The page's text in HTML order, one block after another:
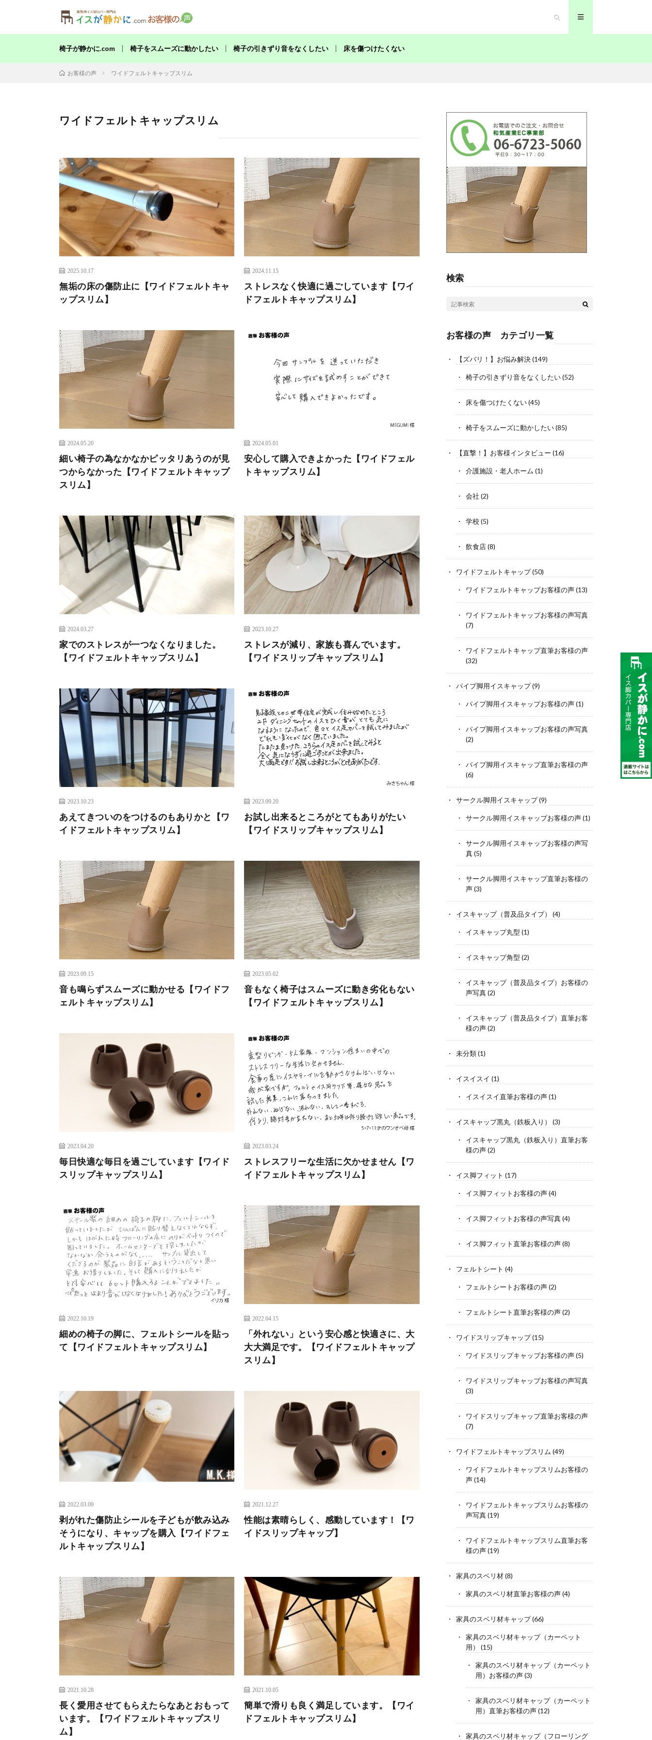
椅子が静かに.com 椅子をスムーズに動かしたい 椅子の引きずり音をなくしたい 床を傷つけたくない
お客様の声 ワイドフェルトキャップスリム
ワイドフェルトキャップスリム
2025.10.17
無垢の床の傷防止に【ワイドフェルトキャ
ップスリム】
2024.11.15
ストレスなく快適に過ごしています【ワイ
ドフェルトキャップスリム】
2024.05.20
細い椅子の為なかなかピッタリあうのが見
つからなかった【ワイドフェルトキャップ
スリム】
2024.05.01
安心して購入できよかった【ワイドフェル
トキャップスリム】
2024.03.27
家でのストレスが一つなくなりました。
【ワイドフェルトキャップスリム】
2023.10.27
ストレスが減り、家族も喜んでいます。
【ワイドスリップキャップスリム】
2023.10.23
あえてきついのをつけるのもありかと【ワ
イドフェルトキャップスリム】
2023.09.20
お試し出来るところがとてもありがたい
【ワイドスリップキャップスリム】
2023.09.15
音も鳴らずスムーズに動かせる【ワイドフ
ェルトキャップスリム】
2023.05.02
音もなく椅子はスムーズに動き劣化もない
【ワイドフェルトキャップスリム】
2023.04.20
毎日快適な毎日を過ごしています【ワイド
スリップキャップスリム】
2023.03.24
ストレスフリーな生活に欠かせません【ワ
イドフェルトキャップスリム】
2022.10.19
細めの椅子の脚に、フェルトシールを貼っ
て【ワイドフェルトキャップスリム】
2022.04.15
「外れない」という安心感と快適さに、大
大大満足です。【ワイドフェルトキャップ
スリム】
2022.03.09
剥がれた傷防止シールを子どもが飲み込み
そうになり、キャップを購入【ワイドフェ
ルトキャップスリム】
2021.12.27
性能は素晴らしく、感動しています！【ワ
イドスリップキャップ】
2021.10.28
長く愛用させてもらえたらなあとおもって
います。【ワイドフェルトキャップスリ
ム】
2021.10.05
簡単で滑りも良く満足しています。【ワイ
ドフェルトキャップスリム】
検索
お客様の声 カテゴリ一覧
【ズバリ！】お悩み解決(149)
椅子の引きずり音をなくしたい(52)
床を傷つけたくない(45)
椅子をスムーズに動かしたい(85)
【直撃！】お客様インタビュー (16)
介護施設・老人ホーム (1)
会社 (2)
学校 (5)
飲食店(8)
ワイドフェルトキャップ(50)
ワイドフェルトキャップお客様の声(13)
ワイドフェルトキャップお客様の声写真
(7)
ワイドフェルトキャップ直筆お客様の声
(32)
パイプ脚用イスキャップ(9)
パイプ脚用イスキャップお客様の声(1)
パイプ脚用イスキャップお客様の声写真
(2)
パイプ脚用イスキャップ直筆お客様の声
(6)
サークル脚用イスキャップ(9)
サークル脚用イスキャップお客様の声(1)
サークル脚用イスキャップお客様の声写
真(5)
サークル脚用イスキャップ直筆お客様の
声(3)
イスキャップ（普及品タイプ） (4)
イスキャップ丸型 (1)
イスキャップ角型 (2)
イスキャップ（普及品タイプ）お客様の
声写真(2)
イスキャップ（普及品タイプ）直筆お客
様の声(2)
未分類(1)
イスイスイ (1)
イスイスイ直筆お客様の声(1)
イスキャップ黒丸（鉄板入り） (3)
イスキャップ黒丸（鉄板入り）直筆お客
様の声(2)
イス脚フィット (17)
イス脚フィットお客様の声(4)
イス脚フィットお客様の声写真(4)
イス脚フィット直筆お客様の声(8)
フェルトシート (4)
フェルトシートお客様の声(2)
フェルトシート直筆お客様の声(2)
ワイドスリップキャップ(15)
ワイドスリップキャップお客様の声(5)
ワイドスリップキャップお客様の声写真
(3)
ワイドスリップキャップ直筆お客様の声
(7)
ワイドフェルトキャップスリム (49)
ワイドフェルトキャップスリムお客様の
声(14)
ワイドフェルトキャップスリムお客様の
声写真(19)
ワイドフェルトキャップスリム直筆お客
様の声(19)
家具のスベリ材(8)
家具のスベリ材直筆お客様の声(4)
家具のスベリ材キャップ(66)
家具のスベリ材キャップ（カーペット
用）
(15)
家具のスベリ材キャップ（カーペット
用）お客様の声(3)
家具のスベリ材キャップ（カーペット
用）直筆お客様の声(12)
家具のスベリ材キャップ（フローリング